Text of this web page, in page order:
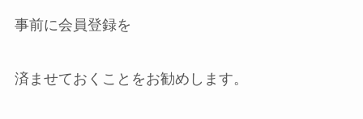
事前に会員登録を
済ませておくことをお勧めします。